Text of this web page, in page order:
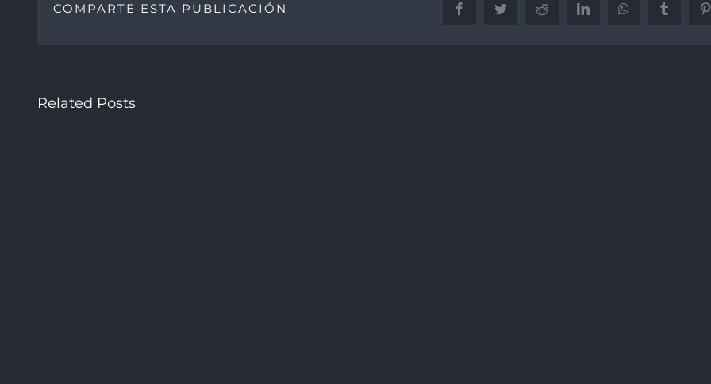
COMPARTE ESTA PUBLICACIÓN FacebookTwitter Reddit LinkedInWhatsAppTumblr
Related Posts